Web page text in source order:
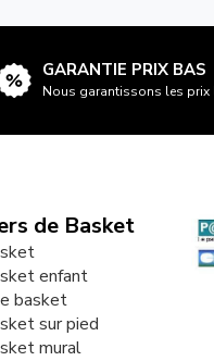
GARANTIE PRIX BAS
Nous garantissons les
de Basket
enfant
basket
sur pied
mural